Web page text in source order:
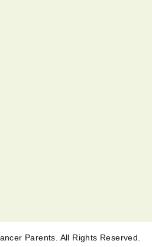
Parents. All Rights Reserved.